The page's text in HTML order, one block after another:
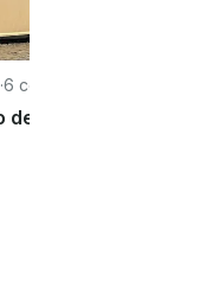
·6 convidados